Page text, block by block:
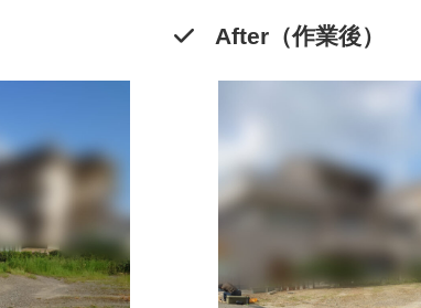
After（作業後）